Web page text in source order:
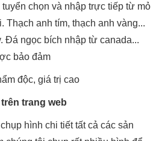
chọn và nhập trực tiếp từ mỏ
Thạch anh tím, thạch anh vàng...
Đá ngọc bích nhập từ canada...
bảo đảm
độc, giá trị cao
trang web
hình chi tiết tất cả các sản